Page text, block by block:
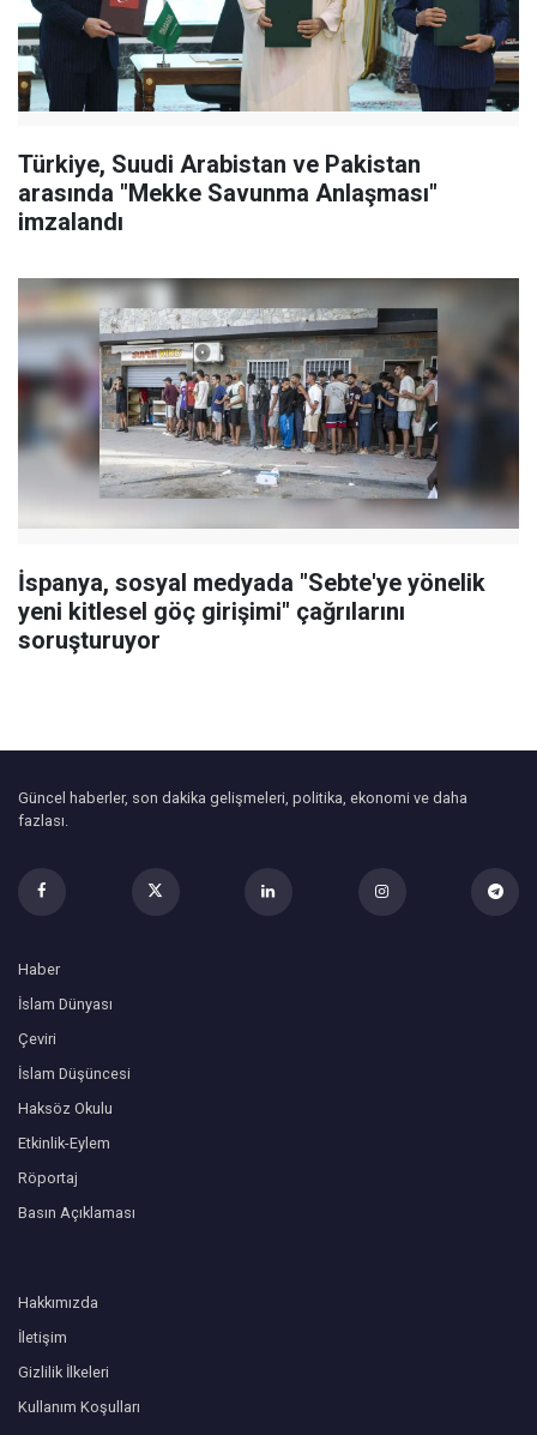
Türkiye, Suudi Arabistan ve Pakistan
arasında "Mekke Savunma Anlaşması"
imzalandı
İspanya, sosyal medyada "Sebte'ye yönelik
yeni kitlesel göç girişimi" çağrılarını
soruşturuyor
Güncel haberler, son dakika gelişmeleri, politika, ekonomi ve daha
fazlası.
Haber
İslam Dünyası
Çeviri
İslam Düşüncesi
Haksöz Okulu
Etkinlik-Eylem
Röportaj
Basın Açıklaması
Hakkımızda
İletişim
Gizlilik İlkeleri
Kullanım Koşulları